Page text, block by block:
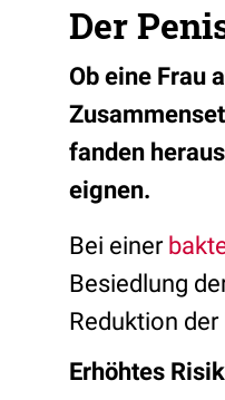
Der
Ob eine Frau
fanden
eignen.
Bei einer
Besiedlung
Reduktion der
Erhöhtes